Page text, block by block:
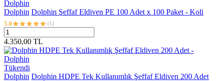
Dolphin Dolphin Şeffaf Eldiven PE 100 Adet x 100 Paket - Koli
5.0 (1)
4.350,00 TL
Tükendi
Dolphin Dolphin HDPE Tek Kullanımlık Şeffaf Eldiven 200 Adet